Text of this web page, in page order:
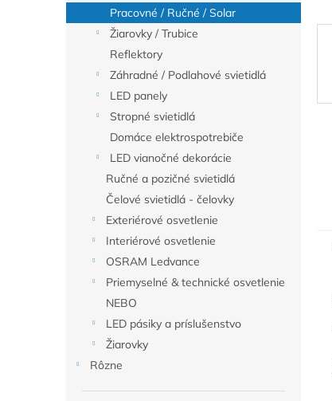
Pracovné / Ručné / Solar
Žiarovky / Trubice
Reflektory
Záhradné / Podlahové svietidlá
LED panely
Stropné svietidlá
Domáce elektrospotrebiče
LED vianočné dekorácie
Ručné a pozičné svietidlá
Čelové svietidlá - čelovky
Exteriérové osvetlenie
Interiérové osvetlenie
OSRAM Ledvance
Priemyselné & technické osvetlenie
NEBO
LED pásiky a príslušenstvo
Žiarovky
Rôzne